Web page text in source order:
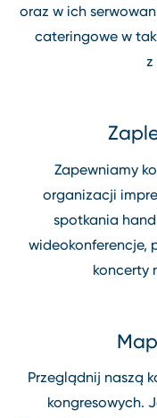
oraz w ich
cateringowe w
z
Zapewniamy
organizacji
spotkania
wideokonferencje,
koncerty
Przeglądnij naszą
kongresowych.